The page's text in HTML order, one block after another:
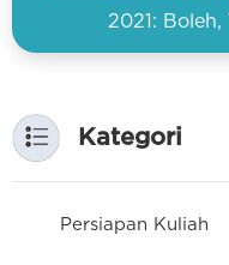
2021:
Kategori
Persiapan Kuliah